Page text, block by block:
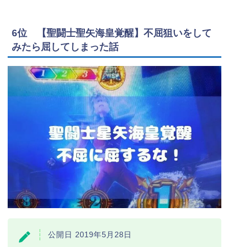
6位 【聖闘士聖矢海皇覚醒】不屈狙いをして
みたら屈してしまった話
公開日 2019年5月28日